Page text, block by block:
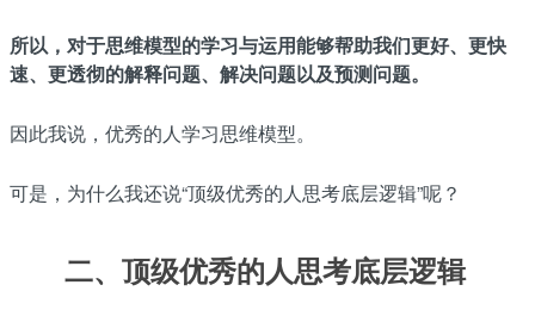
所以，对于思维模型的学习与运用能够帮助我们更好、更快
速、更透彻的解释问题、解决问题以及预测问题。
因此我说，优秀的人学习思维模型。
可是，为什么我还说“顶级优秀的人思考底层逻辑”呢？
二、顶级优秀的人思考底层逻辑